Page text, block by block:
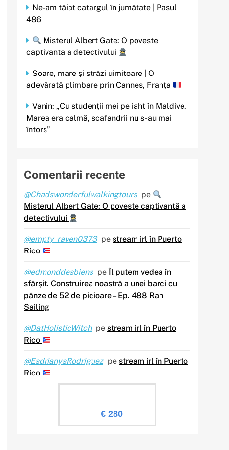
Ne-am tăiat catargul în jumătate | Pasul
486
Misterul Albert Gate: O poveste
captivantă a detectivului
Soare, mare și străzi uimitoare | O
adevărată plimbare prin Cannes, Franța
Vanin: „Cu studenții mei pe iaht în Maldive.
Marea era calmă, scafandrii nu s-au mai
întors”
Comentarii recente
@Chadswonderfulwalkingtours pe
Misterul Albert Gate: O poveste captivantă a
detectivului
@empty_raven0373 pe stream irl în Puerto
Rico
@edmonddesbiens pe Îl putem vedea în
sfârșit. Construirea noastră a unei barci cu
pânze de 52 de picioare – Ep. 488 Ran
Sailing
@DatHolisticWitch pe stream irl în Puerto
Rico
@EsdrianysRodriguez pe stream irl în Puerto
Rico
€ 280